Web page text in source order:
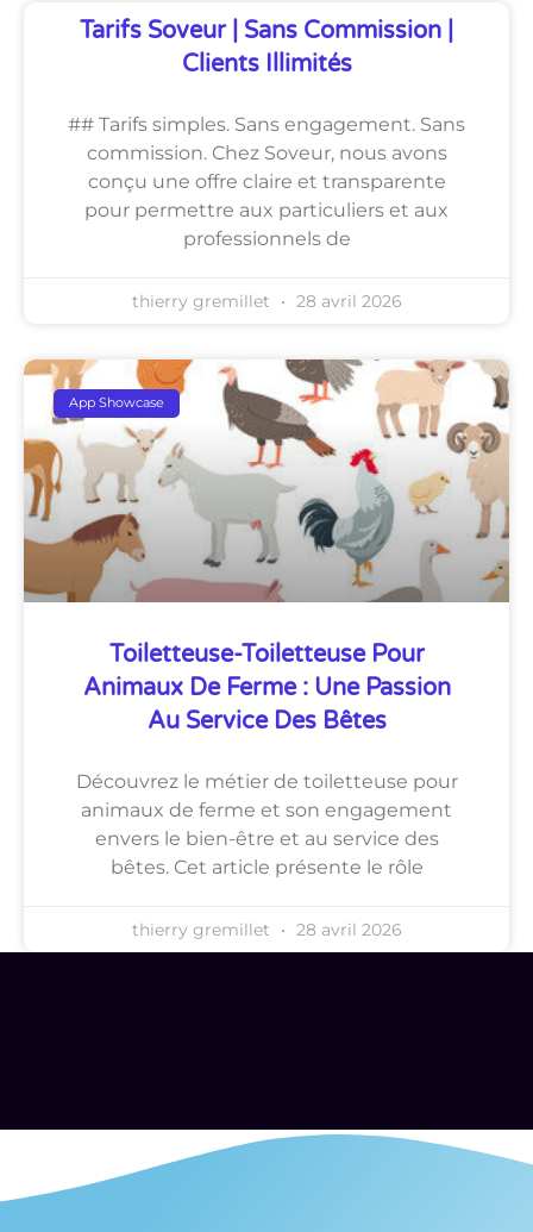
Tarifs Soveur | Sans Commission |
Clients Illimités
## Tarifs simples. Sans engagement. Sans
commission. Chez Soveur, nous avons
conçu une offre claire et transparente
pour permettre aux particuliers et aux
professionnels de
thierry gremillet 28 avril 2026
App Showcase
Toiletteuse-Toiletteuse Pour
Animaux De Ferme : Une Passion
Au Service Des Bêtes
Découvrez le métier de toiletteuse pour
animaux de ferme et son engagement
envers le bien-être et au service des
bêtes. Cet article présente le rôle
thierry gremillet 28 avril 2026